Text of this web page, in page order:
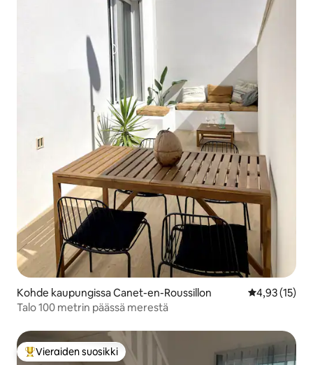
Kohde kaupungissa Canet-en-Roussillon
4,93 (15)
Talo 100 metrin päässä merestä
Vieraiden suosikkien parhaimmistoa
Vieraiden suosikki